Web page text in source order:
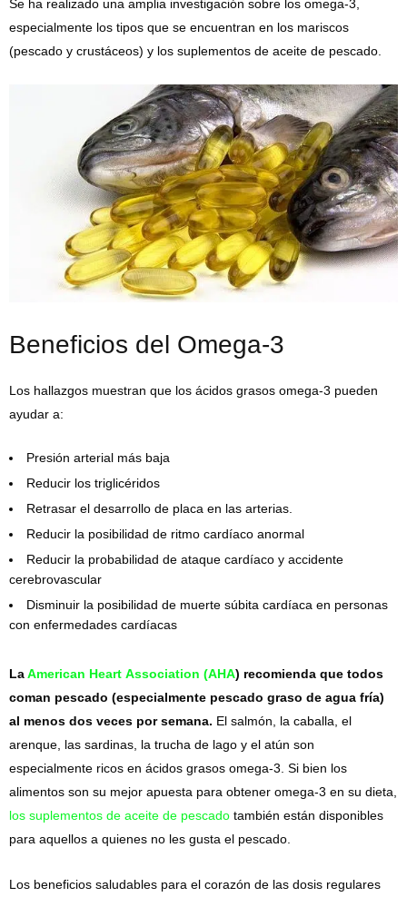
Se ha realizado una amplia investigación sobre los omega-3,
especialmente los tipos que se encuentran en los mariscos
(pescado y crustáceos) y los suplementos de aceite de pescado.
Beneficios del Omega-3
Los hallazgos muestran que los ácidos grasos omega-3 pueden
ayudar a:
Presión arterial más baja
Reducir los triglicéridos
Retrasar el desarrollo de placa en las arterias.
Reducir la posibilidad de ritmo cardíaco anormal
Reducir la probabilidad de ataque cardíaco y accidente
cerebrovascular
Disminuir la posibilidad de muerte súbita cardíaca en personas
con enfermedades cardíacas
LaAmerican Heart Association (AHA) recomienda que todos
coman pescado (especialmente pescado graso de agua fría)
al menos dos veces por semana. El salmón, la caballa, el
arenque, las sardinas, la trucha de lago y el atún son
especialmente ricos en ácidos grasos omega-3. Si bien los
alimentos son su mejor apuesta para obtener omega-3 en su dieta,
los suplementos de aceite de pescado también están disponibles
para aquellos a quienes no les gusta el pescado.
Los beneficios saludables para el corazón de las dosis regulares